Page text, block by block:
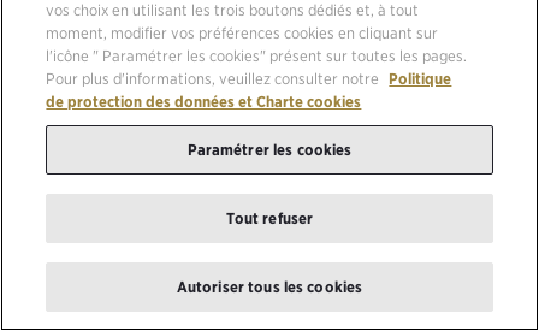
WOMEN’S FORUM GLOBAL
MEETING 2017
convier 50 PDGs à réfléchir ensemble sur les solutions qui
vos choix en utilisant les trois boutons dédiés et, à tout
moment, modifier vos préférences cookies en cliquant sur
l'icône " Paramétrer les cookies" présent sur toutes les pages.
Pour plus d'informations, veuillez consulter notre
Politique
de protection des données et Charte cookies
Paramétrer les cookies
Tout refuser
Autoriser tous les cookies